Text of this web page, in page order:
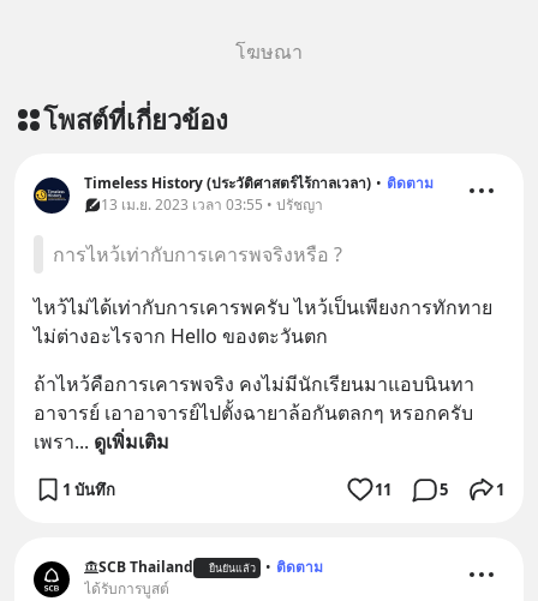
โฆษณา
โพสต์ที่เกี่ยวข้อง
Timeless History (ประวัติศาสตร์ไร้กาลเวลา) • ติดตาม
13 เม.ย. 2023 เวลา 03:55 • ปรัชญา
การไหว้เท่ากับการเคารพจริงหรือ ?
ไหว้ไม่ได้เท่ากับการเคารพครับ ไหว้เป็นเพียงการทักทาย
ไม่ต่างอะไรจาก Hello ของตะวันตก
ถ้าไหว้คือการเคารพจริง คงไม่มีนักเรียนมาแอบนินทา
อาจารย์ เอาอาจารย์ไปตั้งฉายาล้อกันตลกๆ หรอกครับ
เพรา... ดูเพิ่มเติม
1 บันทึก 11 5 1
SCB Thailand ยืนยันแล้ว • ติดตาม
ได้รับการบูสต์